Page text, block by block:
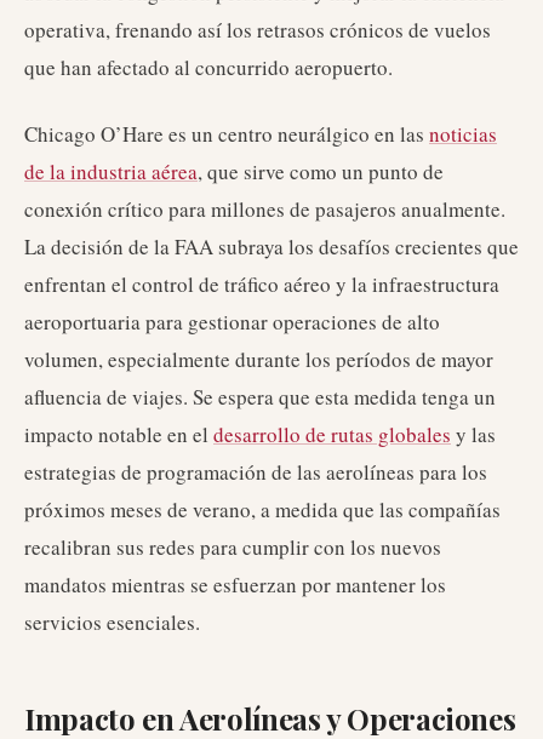
operativa, frenando así los retrasos crónicos de vuelos
que han afectado al concurrido aeropuerto.
Chicago O’Hare es un centro neurálgico en las noticias
de la industria aérea, que sirve como un punto de
conexión crítico para millones de pasajeros anualmente.
La decisión de la FAA subraya los desafíos crecientes que
enfrentan el control de tráfico aéreo y la infraestructura
aeroportuaria para gestionar operaciones de alto
volumen, especialmente durante los períodos de mayor
afluencia de viajes. Se espera que esta medida tenga un
impacto notable en el desarrollo de rutas globales y las
estrategias de programación de las aerolíneas para los
próximos meses de verano, a medida que las compañías
recalibran sus redes para cumplir con los nuevos
mandatos mientras se esfuerzan por mantener los
servicios esenciales.
Impacto en Aerolíneas y Operaciones